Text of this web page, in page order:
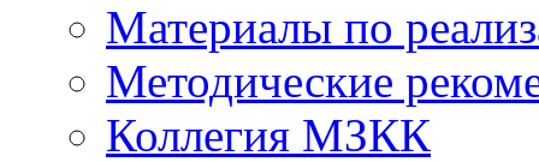
Материалы по
Методические
Коллегия МЗКК